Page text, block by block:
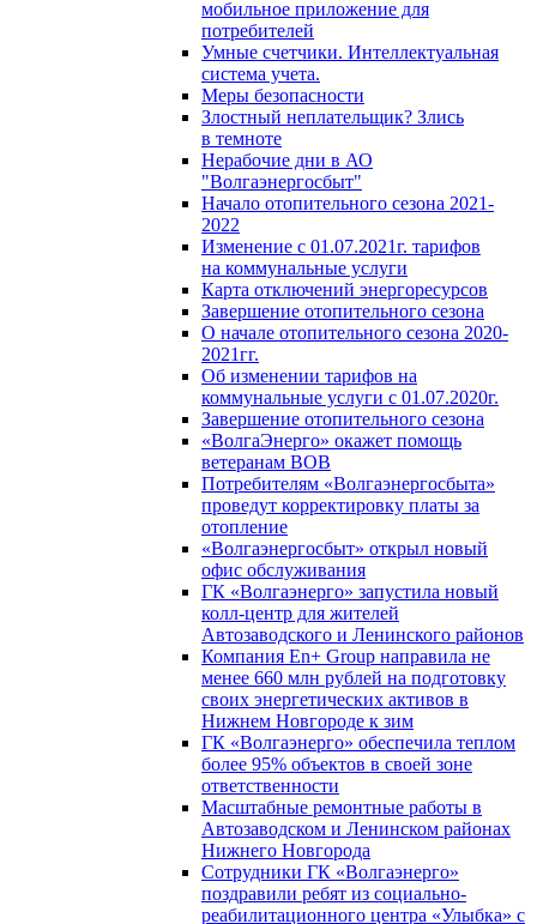
мобильное приложение для
потребителей
Умные счетчики. Интеллектуальная
система учета.
Меры безопасности
Злостный неплательщик? Злись
в темноте
Нерабочие дни в АО
"Волгаэнергосбыт"
Начало отопительного сезона 2021-
2022
Изменение с 01.07.2021г. тарифов
на коммунальные услуги
Карта отключений энергоресурсов
Завершение отопительного сезона
О начале отопительного сезона 2020-
2021гг.
Об изменении тарифов на
коммунальные услуги с 01.07.2020г.
Завершение отопительного сезона
«ВолгаЭнерго» окажет помощь
ветеранам ВОВ
Потребителям «Волгаэнергосбыта»
проведут корректировку платы за
отопление
«Волгаэнергосбыт» открыл новый
офис обслуживания
ГК «Волгаэнерго» запустила новый
колл-центр для жителей
Автозаводского и Ленинского районов
Компания En+ Group направила не
менее 660 млн рублей на подготовку
своих энергетических активов в
Нижнем Новгороде к зим
ГК «Волгаэнерго» обеспечила теплом
более 95% объектов в своей зоне
ответственности
Масштабные ремонтные работы в
Автозаводском и Ленинском районах
Нижнего Новгорода
Сотрудники ГК «Волгаэнерго»
поздравили ребят из социально-
реабилитационного центра «Улыбка» с